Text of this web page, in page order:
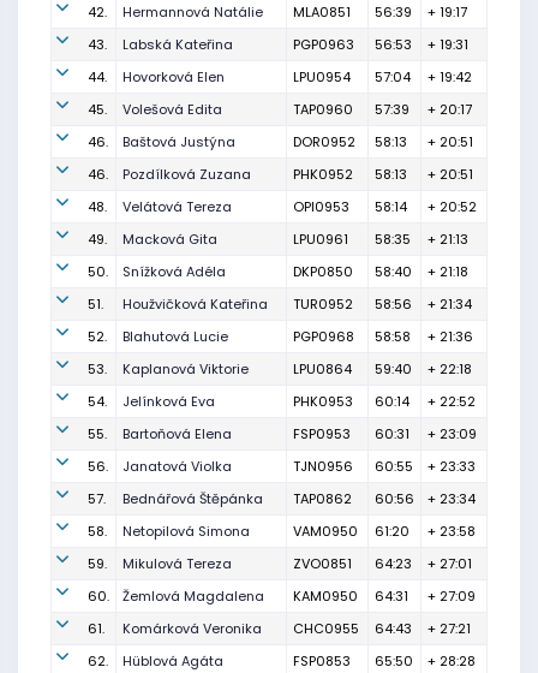
42.
Hermannová Natálie MLA0851 56:39
+ 19:17
43.
Labská Kateřina PGP0963 56:53
+ 19:31
44.
Hovorková Elen LPU0954 57:04
+ 19:42
45.
Volešová Edita TAP0960 57:39
+ 20:17
46.
Baštová Justýna DOR0952 58:13
+ 20:51
46.
Pozdílková Zuzana PHK0952 58:13
+ 20:51
48.
Velátová Tereza OPI0953 58:14
+ 20:52
49.
Macková Gita LPU0961 58:35
+ 21:13
50.
Snížková Adéla DKP0850 58:40
+ 21:18
51.
Houžvičková Kateřina TUR0952 58:56
+ 21:34
52.
Blahutová Lucie PGP0968 58:58
+ 21:36
53.
Kaplanová Viktorie LPU0864 59:40
+ 22:18
54.
Jelínková Eva PHK0953 60:14
+ 22:52
55.
Bartoňová Elena FSP0953 60:31
+ 23:09
56.
Janatová Violka TJN0956 60:55
+ 23:33
57.
Bednářová Štěpánka TAP0862 60:56
+ 23:34
58.
Netopilová Simona VAM0950 61:20
+ 23:58
59.
Mikulová Tereza ZVO0851 64:23
+ 27:01
60.
Žemlová Magdalena KAM0950 64:31
+ 27:09
61.
Komárková Veronika CHC0955 64:43
+ 27:21
62.
Hüblová Agáta FSP0853 65:50 + 28:28